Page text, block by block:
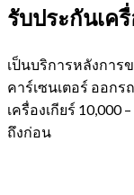
รับประกันเครื่
เป็นบริการหลังการ
คาร์เซนเตอร์ ออก
เครื่องเกียร์ 10,000
ถึงก่อน